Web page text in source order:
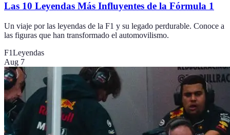
Las 10 Leyendas Más Influyentes de la Fórmula 1
Un viaje por las leyendas de la F1 y su legado perdurable. Conoce a
las figuras que han transformado el automovilismo.
F1Leyendas
Aug 7